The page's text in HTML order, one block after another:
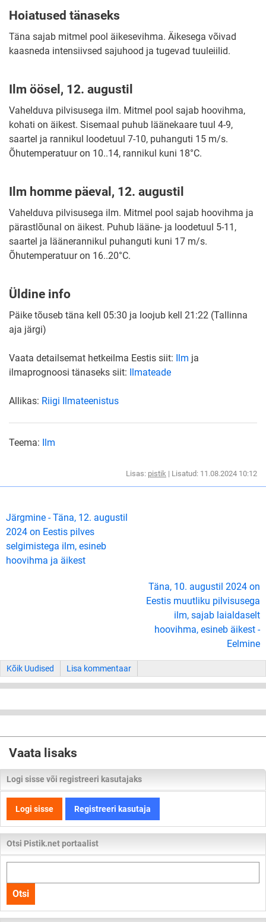
Hoiatused tänaseks
Täna sajab mitmel pool äikesevihma. Äikesega võivad
kaasneda intensiivsed sajuhood ja tugevad tuuleiilid.
Ilm öösel, 12. augustil
Vahelduva pilvisusega ilm. Mitmel pool sajab hoovihma,
kohati on äikest. Sisemaal puhub läänekaare tuul 4-9,
saartel ja rannikul loodetuul 7-10, puhanguti 15 m/s.
Õhutemperatuur on 10..14, rannikul kuni 18°C.
Ilm homme päeval, 12. augustil
Vahelduva pilvisusega ilm. Mitmel pool sajab hoovihma ja
pärastlõunal on äikest. Puhub lääne- ja loodetuul 5-11,
saartel ja läänerannikul puhanguti kuni 17 m/s.
Õhutemperatuur on 16..20°C.
Üldine info
Päike tõuseb täna kell 05:30 ja loojub kell 21:22 (Tallinna
aja järgi)
Vaata detailsemat hetkeilma Eestis siit: Ilm ja
ilmaprognoosi tänaseks siit: Ilmateade
Allikas: Riigi Ilmateenistus
Teema: Ilm
Lisas: pistik | Lisatud: 11.08.2024 10:12
Järgmine - Täna, 12. augustil
2024 on Eestis pilves
selgimistega ilm, esineb
hoovihma ja äikest
Täna, 10. augustil 2024 on
Eestis muutliku pilvisusega
ilm, sajab laialdaselt
hoovihma, esineb äikest -
Eelmine
Kõik Uudised Lisa kommentaar
Vaata lisaks
Logi sisse või registreeri kasutajaks
Logi sisse Registreeri kasutaja
Otsi Pistik.net portaalist
kogu
lehelt
Otsi